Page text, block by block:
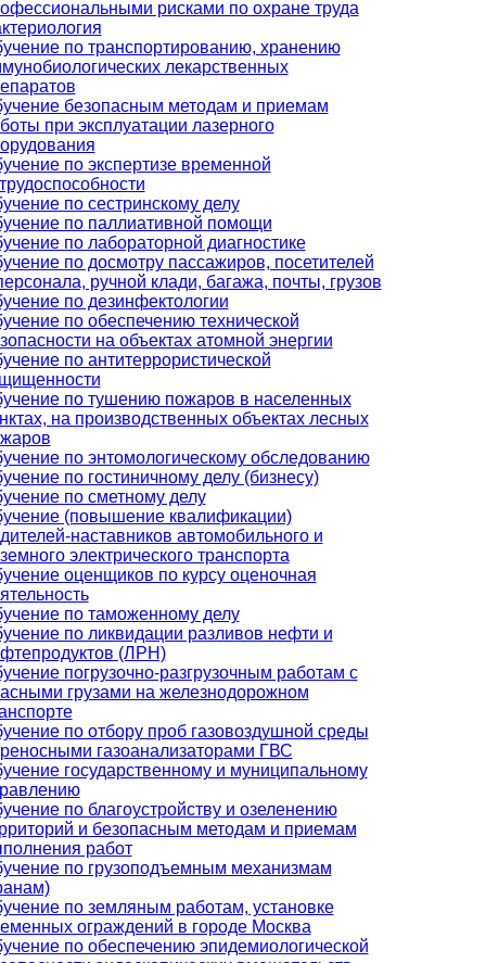
рисками по охране труда
по транспортированию, хранению
лекарственных
безопасным методам и приемам
при эксплуатации лазерного
по экспертизе временной
по сестринскому делу
по паллиативной помощи
по лабораторной диагностике
по досмотру пассажиров, посетителей
ручной клади, багажа, почты, грузов
по дезинфектологии
по обеспечению технической
на объектах атомной энергии
по антитеррористической
по тушению пожаров в населенных
на производственных объектах лесных
по энтомологическому обследованию
по гостиничному делу (бизнесу)
по сметному делу
(повышение квалификации)
наставников автомобильного и
электрического транспорта
оценщиков по курсу оценочная
по таможенному делу
по ликвидации разливов нефти и
(ЛРН)
погрузочно-разгрузочным работам с
грузами на железнодорожном
по отбору проб газовоздушной среды
газоанализаторами ГВС
государственному и муниципальному
по благоустройству и озеленению
и безопасным методам и приемам
работ
по грузоподъемным механизмам
по земляным работам, установке
ограждений в городе Москва
по обеспечению эпидемиологической